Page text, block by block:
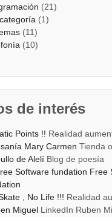
(21)
(1)
(11)
(10)
de interés
Points !! Realidad
Mary Carmen Tienda
de Alelí Blog de poesía
Free
, No Life !!! Realidad
Miguel LinkedIn Ruben